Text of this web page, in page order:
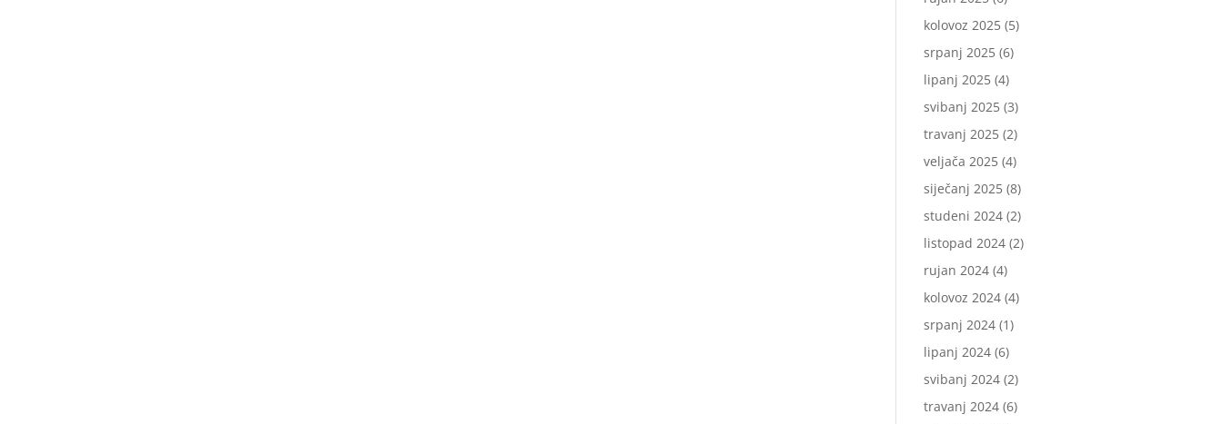
kolovoz 2025 (5)
srpanj 2025 (6)
lipanj 2025 (4)
svibanj 2025 (3)
travanj 2025 (2)
veljača 2025 (4)
siječanj 2025 (8)
studeni 2024 (2)
listopad 2024 (2)
rujan 2024 (4)
kolovoz 2024 (4)
srpanj 2024 (1)
lipanj 2024 (6)
svibanj 2024 (2)
travanj 2024 (6)